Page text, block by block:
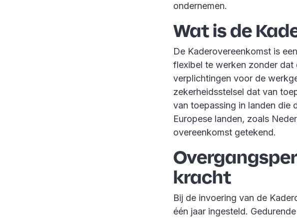
ondernemen.
Wat is de
De Kaderovereenkomst is
flexibel te werken zonder
verplichtingen voor de
zekerheidsstelsel dat van
van toepassing in landen die
Europese landen, zoals
overeenkomst getekend.
kracht
Bij de invoering van de
één jaar ingesteld.